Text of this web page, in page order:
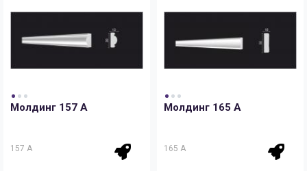
Молдинг 157 A
157 A
Молдинг 165 A
165 A